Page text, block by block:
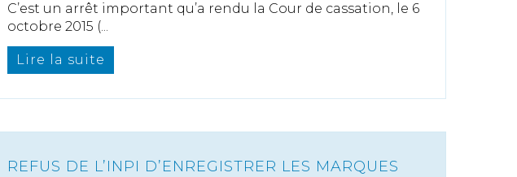
C’est un arrêt important qu’a rendu la Cour de cassation, le 6
octobre 2015 (...
Lire la suite
REFUS DE L’INPI D’ENREGISTRER LES MARQUES